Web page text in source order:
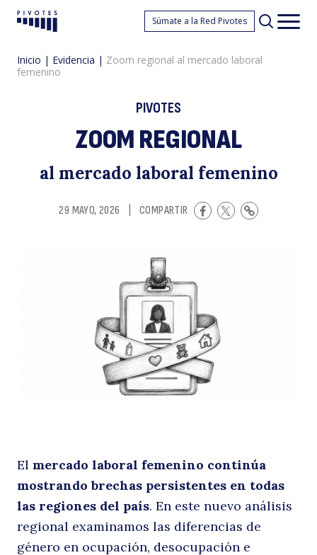
al
Pivotes Súmate a la Red Pivotes
Inicio | Evidencia | Zoom regional al mercado laboral
femenino
PIVOTES
ZOOM REGIONAL
al mercado laboral femenino
29 MAYO, 2026 COMPARTIR
El mercado laboral femenino continúa
mostrando brechas persistentes en todas
las regiones del país. En este nuevo análisis
regional examinamos las diferencias de
género en ocupación, desocupación e